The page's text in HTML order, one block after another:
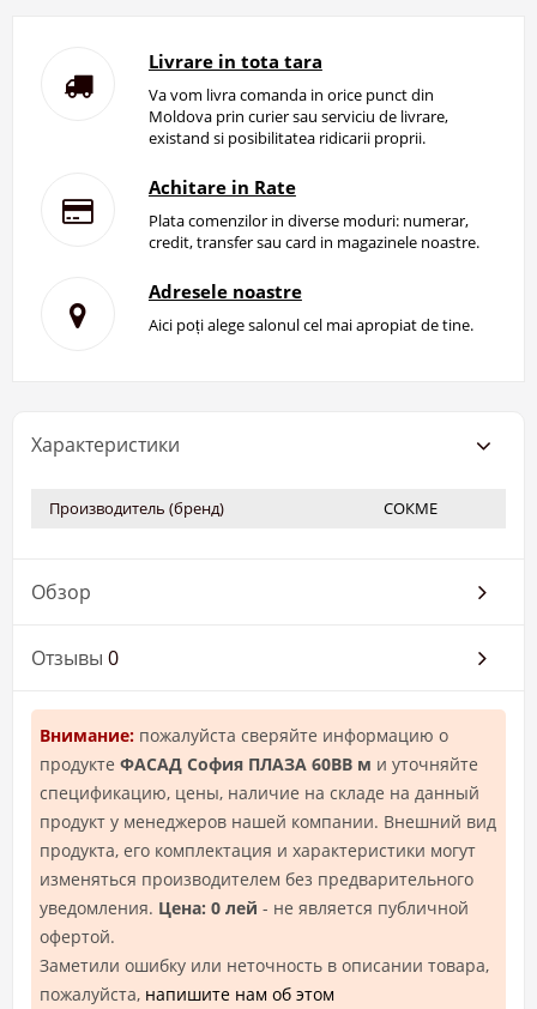
Livrare in tota tara
Va vom livra comanda in orice punct din
Moldova prin curier sau serviciu de livrare,
existand si posibilitatea ridicarii proprii.
Achitare in Rate
Plata comenzilor in diverse moduri: numerar,
credit, transfer sau card in magazinele noastre.
Adresele noastre
Aici poți alege salonul cel mai apropiat de tine.
Характеристики
Производитель (бренд) СОКМЕ
Обзор
Отзывы 0
Внимание: пожалуйста сверяйте информацию о
продукте ФАСАД София ПЛАЗА 60ВВ м и уточняйте
спецификацию, цены, наличие на складе на данный
продукт у менеджеров нашей компании. Внешний вид
продукта, его комплектация и характеристики могут
изменяться производителем без предварительного
уведомления. Цена: 0 лей - не является публичной
офертой.
Заметили ошибку или неточность в описании товара,
пожалуйста, напишите нам об этом